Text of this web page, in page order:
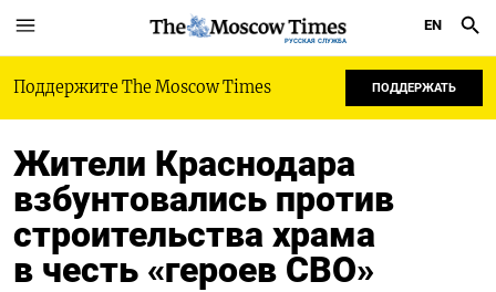
РУССКАЯ СЛУЖБА
EN
Поддержите The Moscow Times ПОДДЕРЖАТЬ
Жители Краснодара
взбунтовались против
строительства храма
в честь «героев СВО»